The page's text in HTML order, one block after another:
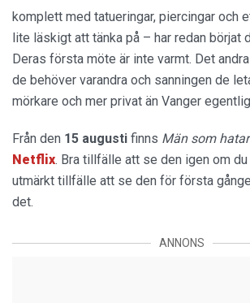
komplett med tatueringar, piercingar och
lite läskigt att tänka på – har redan börjat
Deras första möte är inte varmt. Det
de behöver varandra och sanningen de
mörkare och mer privat än Vanger
Från den 15 augusti finns Män som
Netflix. Bra tillfälle att se den igen om
utmärkt tillfälle att se den för första
det.
ANNONS